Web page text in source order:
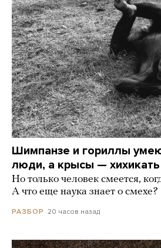
Шимпанзе и гориллы
люди, а крысы — хихикать
Но только человек смеется,
А что еще наука знает о смехе?
РАЗБОР 20 часов назад